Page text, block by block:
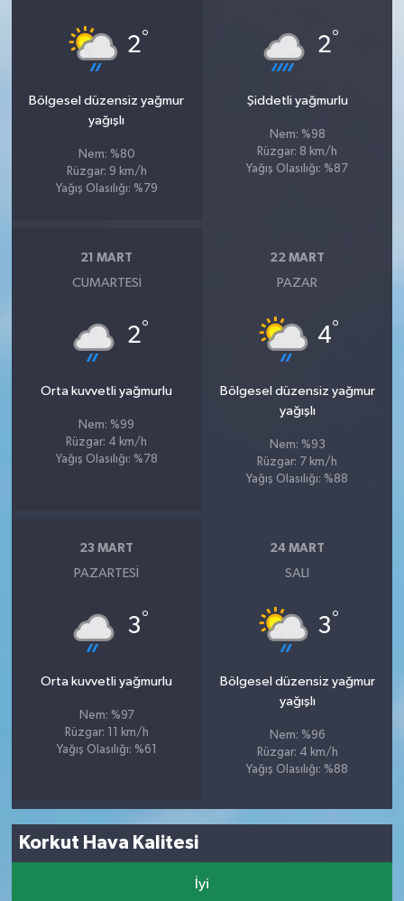
2°
Bölgesel düzensiz yağmur
yağışlı
Nem: %80
Rüzgar: 9 km/h
Yağış Olasılığı: %79
2°
Şiddetli yağmurlu
Nem: %98
Rüzgar: 8 km/h
Yağış Olasılığı: %87
21 MART
CUMARTESI
2°
Orta kuvvetli yağmurlu
Nem: %99
Rüzgar: 4 km/h
Yağış Olasılığı: %78
22 MART
PAZAR
4°
Bölgesel düzensiz yağmur
yağışlı
Nem: %93
Rüzgar: 7 km/h
Yağış Olasılığı: %88
23 MART
PAZARTESI
3°
Orta kuvvetli yağmurlu
Nem: %97
Rüzgar: 11 km/h
Yağış Olasılığı: %61
24 MART
SALI
3°
Bölgesel düzensiz yağmur
yağışlı
Nem: %96
Rüzgar: 4 km/h
Yağış Olasılığı: %88
Korkut Hava Kalitesi
İyi